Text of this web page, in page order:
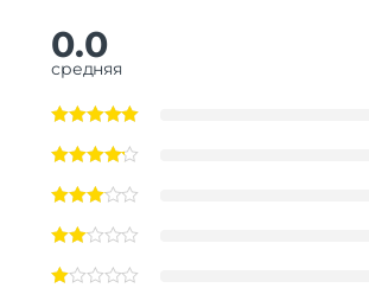
0.0
средняя